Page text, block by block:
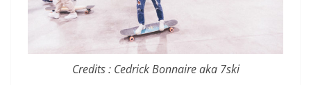
Credits : Cedrick Bonnaire aka 7ski